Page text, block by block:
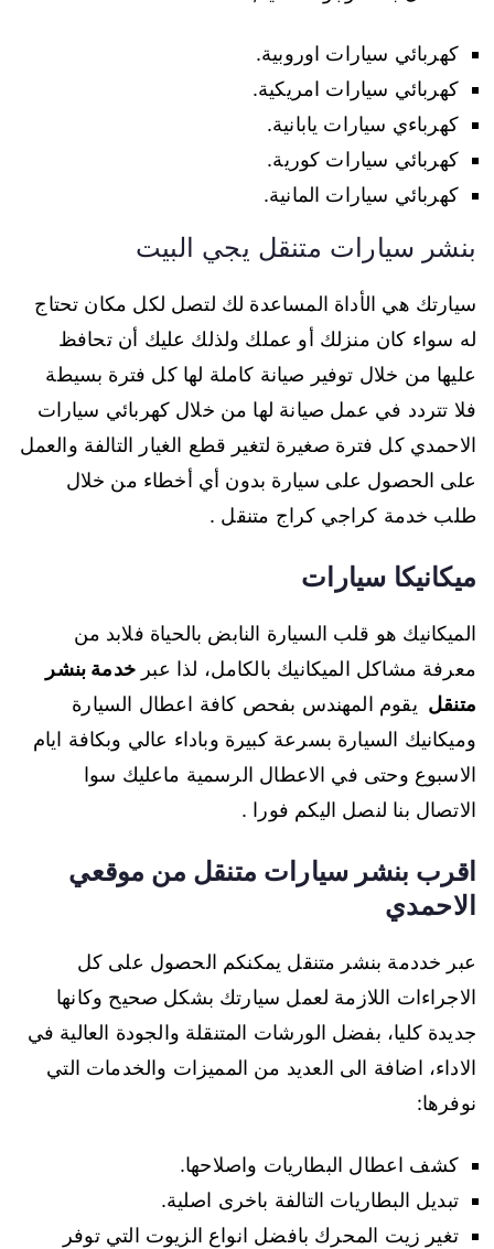
كهربائي سيارات اوروبية.
كهربائي سيارات امريكية.
كهرباءي سيارات يابانية.
كهربائي سيارات كورية.
كهربائي سيارات المانية.
بنشر سيارات متنقل يجي البيت
سيارتك هي الأداة المساعدة لك لتصل لكل مكان تحتاج
له سواء كان منزلك أو عملك ولذلك عليك أن تحافظ
عليها من خلال توفير صيانة كاملة لها كل فترة بسيطة
فلا تتردد في عمل صيانة لها من خلال كهربائي سيارات
الاحمدي كل فترة صغيرة لتغير قطع الغيار التالفة والعمل
على الحصول على سيارة بدون أي أخطاء من خلال
طلب خدمة كراجي كراج متنقل .
ميكانيكا سيارات
الميكانيك هو قلب السيارة النابض بالحياة فلابد من
معرفة مشاكل الميكانيك بالكامل، لذا عبرخدمة بنشر
متنقل يقوم المهندس بفحص كافة اعطال السيارة
وميكانيك السيارة بسرعة كبيرة وباداء عالي وبكافة ايام
الاسبوع وحتى في الاعطال الرسمية ماعليك سوا
الاتصال بنا لنصل اليكم فورا .
اقرب بنشر سيارات متنقل من موقعي
الاحمدي
عبر خددمة بنشر متنقل يمكنكم الحصول على كل
الاجراءات اللازمة لعمل سيارتك بشكل صحيح وكانها
جديدة كليا، بفضل الورشات المتنقلة والجودة العالية في
الاداء، اضافة الى العديد من المميزات والخدمات التي
نوفرها:
كشف اعطال البطاريات واصلاحها.
تبديل البطاريات التالفة باخرى اصلية.
تغير زيت المحرك بافضل انواع الزيوت التي توفر